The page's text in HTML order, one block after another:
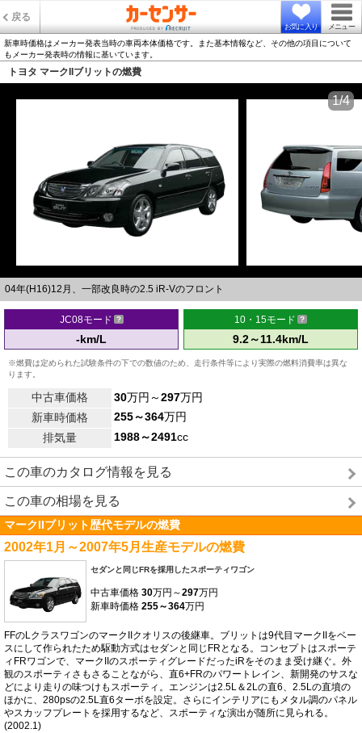
戻る
お気に入り メニュー
新車時価格はメーカー発表当時の車両本体価格です。また基本情報など、その他の項目について
もメーカー発表時の情報に基いています。
トヨタ マークIIブリットの燃費
04年(H16)12月、一部改良時の2.5 iR-Vのフロント
1/4
JC08モード
-km/L
10・15モード
9.2～11.4km/L
※燃費は定められた試験条件の下での数値のため、走行条件等により実際の燃料消費率は異な
ります。
中古車価格 30万円～297万円
新車時価格
255～364万円
排気量
1988～2491cc
この車のカタログ情報を見る
この車の相場を見る
マークIIブリット歴代モデルの燃費
2002年1月～2007年5月生産モデルの燃費
セダンと同じFRを採用したスポーティワゴン
中古車価格 30万円～297万円
新車時価格 255～364万円
FFのLクラスワゴンのマークIIクオリスの後継車。ブリットは9代目マークIIをベー
スにして作られたため駆動方式はセダンと同じFRとなる。コンセプトはスポーテ
ィFRワゴンで、マークIIのスポーティグレードだったiRをそのまま受け継ぐ。外
観のスポーティさもさることながら、直6+FRのパワートレイン、新開発のサスな
どにより走りの味つけもスポーティ。エンジンは2.5L＆2Lの直6、2.5Lの直墳の
ほかに、280psの2.5L直6ターボを設定。さらにインテリアにもメタル調のパネル
やスカッフプレートを採用するなど、スポーティな演出が随所に見られる。
(2002.1)